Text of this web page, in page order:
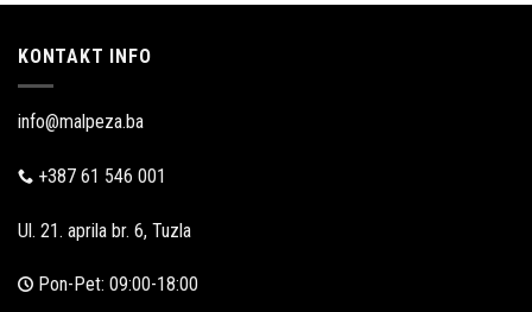
KONTAKT INFO
info@malpeza.ba
+387 61 546 001
Ul. 21. aprila br. 6, Tuzla
Pon-Pet: 09:00-18:00